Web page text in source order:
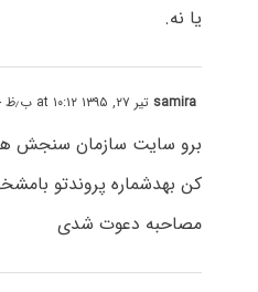
یا نه.
samira تیر ۲۷, ۱۳۹۵ at ۱۰:۱۲ ب٫ظ
برو سایت سازمان سنجش
کن بهدشماره پروندتو
مصاحبه دعوت شدی